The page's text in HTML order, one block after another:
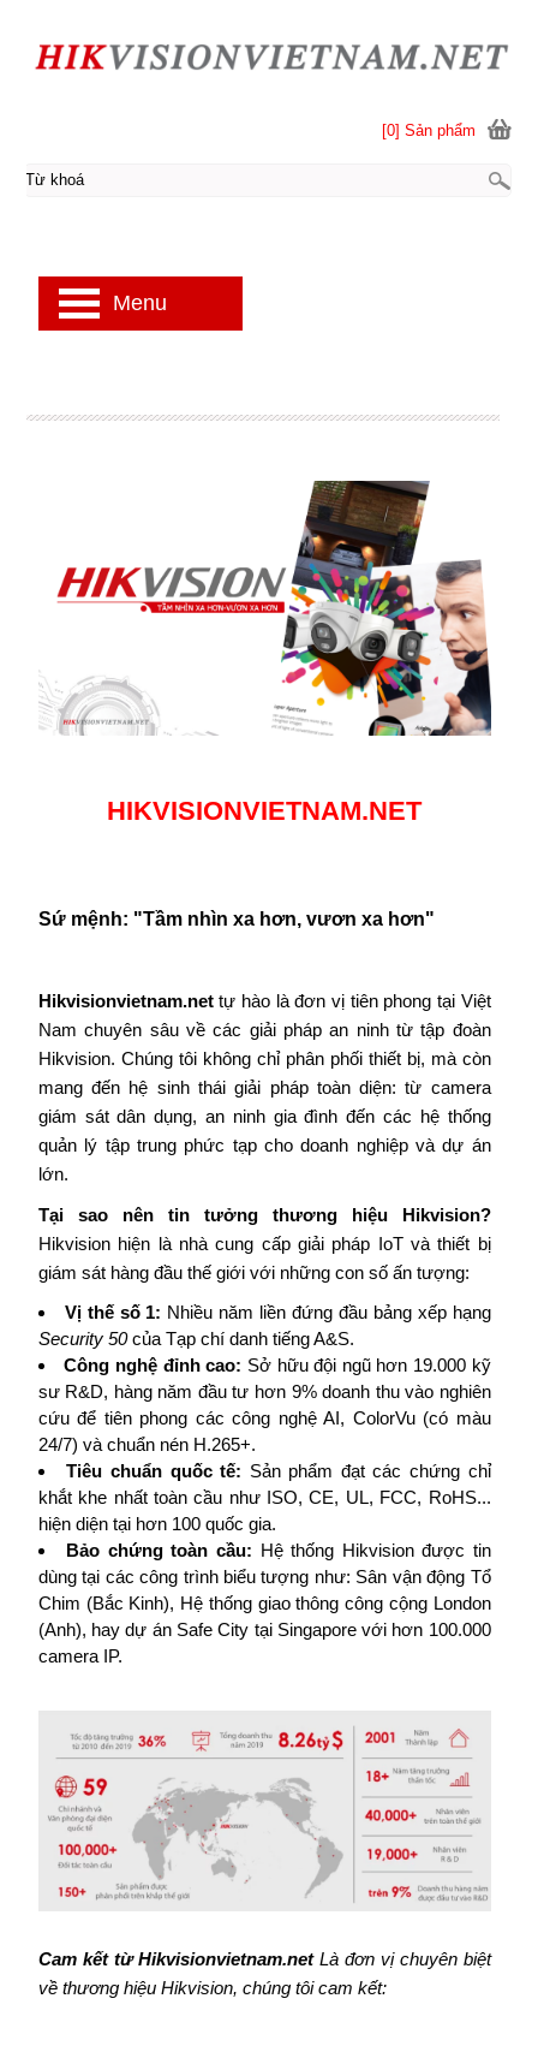
HIKVISIONVIETNAM.NET
Sứ mệnh: "Tầm nhìn xa hơn, vươn xa hơn"
Hikvisionvietnam.nettự hào là đơn vị tiên phong tại Việt
Nam chuyên sâu về các giải pháp an ninh từ tập đoàn
Hikvision. Chúng tôi không chỉ phân phối thiết bị, mà còn
mang đến hệ sinh thái giải pháp toàn diện: từ camera
giám sát dân dụng, an ninh gia đình đến các hệ thống
quản lý tập trung phức tạp cho doanh nghiệp và dự án
lớn.
Tại sao nên tin tưởng thương hiệu Hikvision?
Hikvision hiện là nhà cung cấp giải pháp IoT và thiết bị
giám sát hàng đầu thế giới với những con số ấn tượng:
Vị thế số 1: Nhiều năm liền đứng đầu bảng xếp hạng
Security 50của Tạp chí danh tiếng A&S.
Công nghệ đỉnh cao: Sở hữu đội ngũ hơn 19.000 kỹ
sư R&D, hàng năm đầu tư hơn 9% doanh thu vào nghiên
cứu để tiên phong các công nghệ AI, ColorVu (có màu
24/7) và chuẩn nén H.265+.
Tiêu chuẩn quốc tế: Sản phẩm đạt các chứng chỉ
khắt khe nhất toàn cầu như ISO, CE, UL, FCC, RoHS...
hiện diện tại hơn 100 quốc gia.
Bảo chứng toàn cầu: Hệ thống Hikvision được tin
dùng tại các công trình biểu tượng như: Sân vận động Tổ
Chim (Bắc Kinh), Hệ thống giao thông công cộng London
(Anh), hay dự án Safe City tại Singapore với hơn 100.000
camera IP.
Cam kết từ Hikvisionvietnam.netLà đơn vị chuyên biệt
về thương hiệu Hikvision, chúng tôi cam kết:
[0] Sản phẩm
Menu